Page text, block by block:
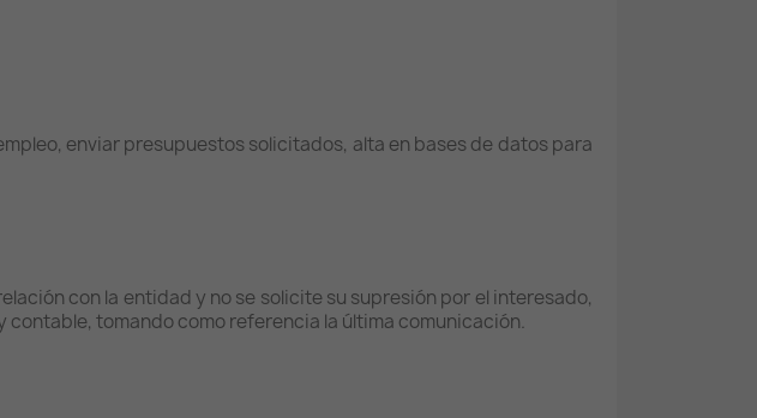
enviar presupuestos solicitados, alta en bases de datos para
con la entidad y no se solicite su supresión por el interesado,
tomando como referencia la última comunicación.